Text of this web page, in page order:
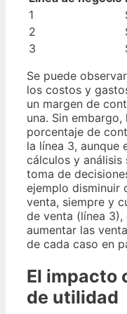
1
2
3
Se puede
los costos y
un margen de
una. Sin
porcentaje de
la línea 3, aunque
cálculos y análisis
toma de
ejemplo disminuir
venta, siempre y
de venta (línea
aumentar las
de cada caso en
El impacto
de utilidad